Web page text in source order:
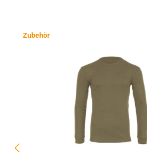
Produktgalerie überspringen
Zubehör